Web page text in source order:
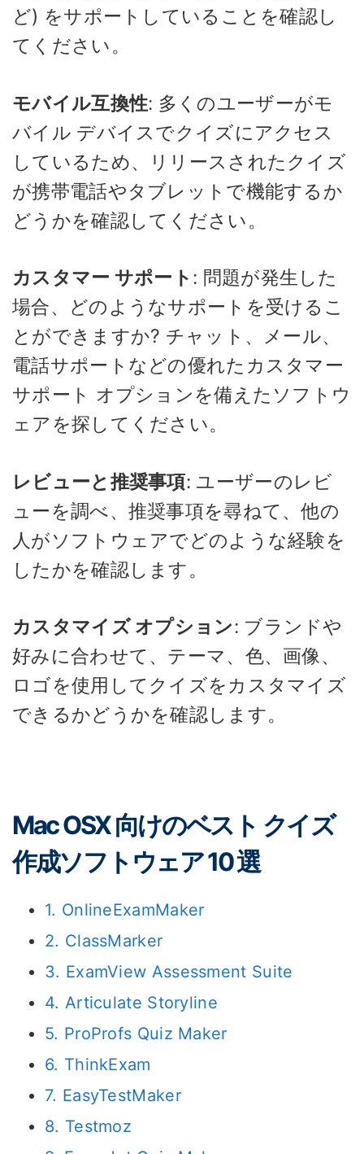
ど) をサポートしていることを確認し
てください。
モバイル互換性: 多くのユーザーがモ
バイル デバイスでクイズにアクセス
しているため、リリースされたクイズ
が携帯電話やタブレットで機能するか
どうかを確認してください。
カスタマー サポート : 問題が発生した
場合、どのようなサポートを受けるこ
とができますか? チャット、メール、
電話サポートなどの優れたカスタマー
サポート オプションを備えたソフトウ
ェアを探してください。
レビューと推奨事項: ユーザーのレビ
ューを調べ、推奨事項を尋ねて、他の
人がソフトウェアでどのような経験を
したかを確認します。
カスタマイズ オプション: ブランドや
好みに合わせて、テーマ、色、画像、
ロゴを使用してクイズをカスタマイズ
できるかどうかを確認します。
Mac OSX 向けのベスト クイズ
作成ソフトウェア 10 選
1. OnlineExamMaker
2. ClassMarker
3. ExamView Assessment Suite
4. Articulate Storyline
5. ProProfs Quiz Maker
6. ThinkExam
7. EasyTestMaker
8. Testmoz